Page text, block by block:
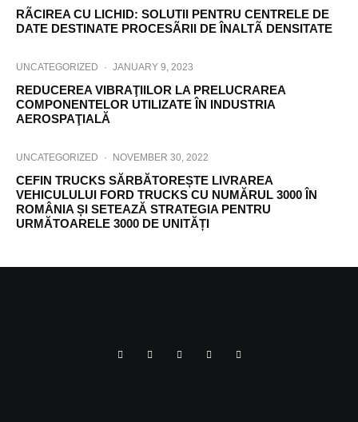
RÃCIREA CU LICHID: SOLUTII PENTRU CENTRELE DE
DATE DESTINATE PROCESÃRII DE ÎNALTÃ DENSITATE
UNCATEGORIZED · JANUARY 9, 2023
REDUCEREA VIBRAŢIILOR LA PRELUCRAREA
COMPONENTELOR UTILIZATE ÎN INDUSTRIA
AEROSPAŢIALĂ
UNCATEGORIZED · NOVEMBER 30, 2022
CEFIN TRUCKS SĂRBĂTOREȘTE LIVRAREA
VEHICULULUI FORD TRUCKS CU NUMĂRUL 3000 ÎN
ROMÂNIA ȘI SETEAZĂ STRATEGIA PENTRU
URMĂTOARELE 3000 DE UNITĂȚI